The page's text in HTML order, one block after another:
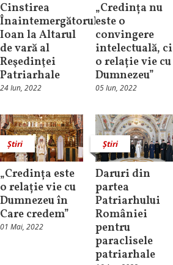
Cinstirea
Înaintemergătorului
Ioan la Altarul
de vară al
Reşedinţei
Patriarhale
24 Iun, 2022
„Credința nu
este o
convingere
intelectuală, ci
o relație vie cu
Dumnezeu”
05 Iun, 2022
Știri
„Credința este
o relație vie cu
Dumnezeu în
Care credem”
01 Mai, 2022
Știri
Daruri din
partea
Patriarhului
României
pentru
paraclisele
patriarhale